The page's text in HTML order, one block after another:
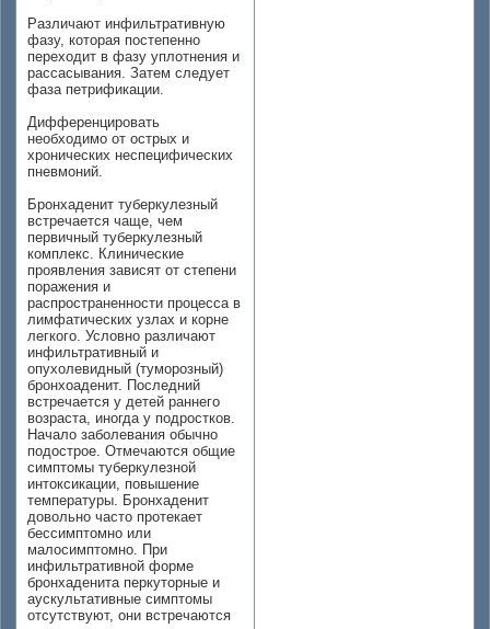
Различают инфильтративную
фазу, которая постепенно
переходит в фазу уплотнения и
рассасывания. Затем следует
фаза петрификации.
Дифференцировать
необходимо от острых и
хронических неспецифических
пневмоний.
Бронхаденит туберкулезный
встречается чаще, чем
первичный туберкулезный
комплекс. Клинические
проявления зависят от степени
поражения и
распространенности процесса в
лимфатических узлах и корне
легкого. Условно различают
инфильтративный и
опухолевидный (туморозный)
бронхоаденит. Последний
встречается у детей раннего
возраста, иногда у подростков.
Начало заболевания обычно
подострое. Отмечаются общие
симптомы туберкулезной
интоксикации, повышение
температуры. Бронхаденит
довольно часто протекает
бессимптомно или
малосимптомно. При
инфильтративной форме
бронхаденита перкуторные и
аускультативные симптомы
отсутствуют, они встречаются